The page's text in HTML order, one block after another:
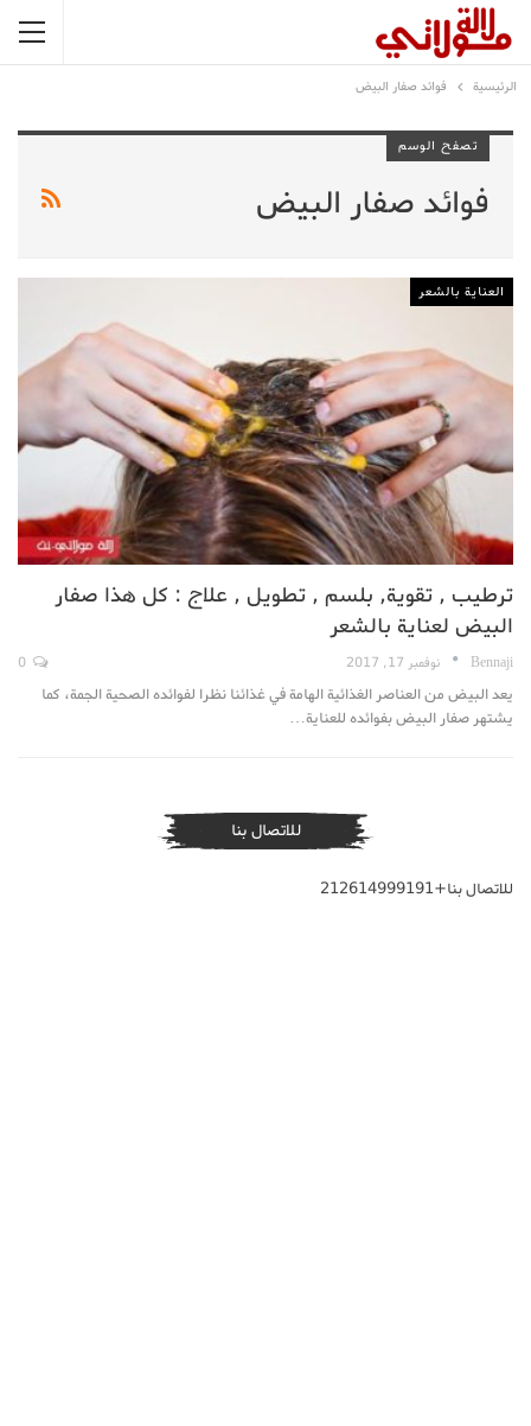
الرئيسية فوائد صفار البيض
تصفح الوسم
فوائد صفار البيض
العناية بالشعر
ترطيب , تقوية, بلسم , تطويل , علاج : كل هذا صفار
البيض لعناية بالشعر
Bennaji نوفمبر 17, 2017
يعد البيض من العناصر الغذائية الهامة في غذائنا نظرا لفوائده الصحية الجمة، كما
يشتهر صفار البيض بفوائده للعناية…
للاتصال بنا
للاتصال بنا+212614999191